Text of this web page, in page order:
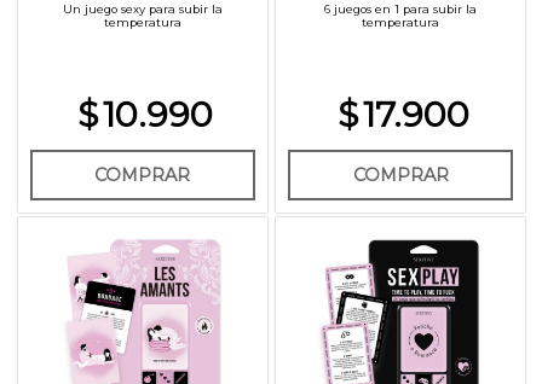
Un juego sexy para subir la
temperatura
$10.990
COMPRAR
6 juegos en 1 para subir la
temperatura
$17.900
COMPRAR